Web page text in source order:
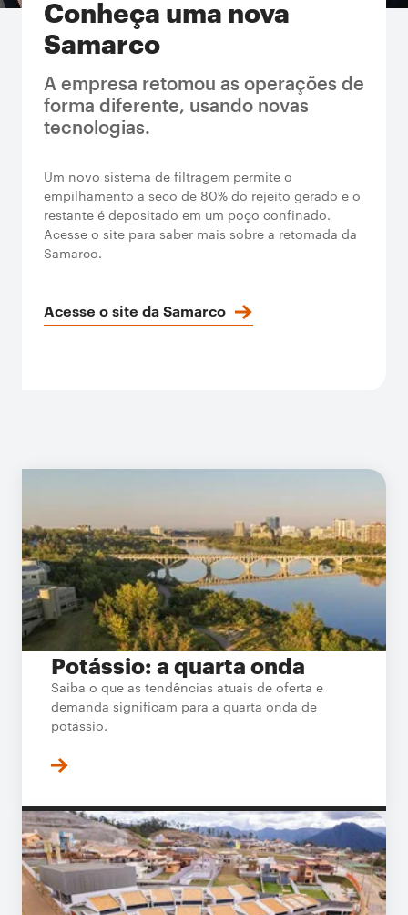
Conheça uma nova
Samarco
A empresa retomou as operações de
forma diferente, usando novas
tecnologias.
Um novo sistema de filtragem permite o
empilhamento a seco de 80% do rejeito gerado e o
restante é depositado em um poço confinado.
Acesse o site para saber mais sobre a retomada da
Samarco.
Acesse o site da Samarco
Potássio: a quarta onda
Saiba o que as tendências atuais de oferta e
demanda significam para a quarta onda de
potássio.